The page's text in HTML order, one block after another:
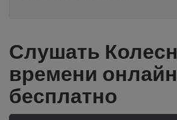
Слушать
времени онлайн
бесплатно